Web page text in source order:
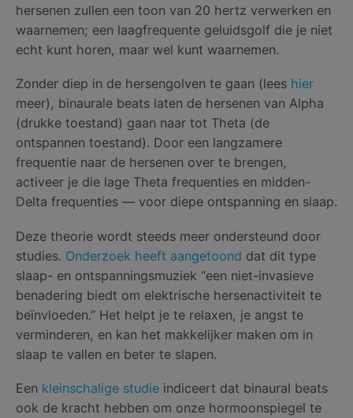
hersenen zullen een toon van 20 hertz verwerken en
waarnemen; een laagfrequente geluidsgolf die je niet
echt kunt horen, maar wel kunt waarnemen.
Zonder diep in de hersengolven te gaan (lees hier
meer), binaurale beats laten de hersenen van Alpha
(drukke toestand) gaan naar tot Theta (de
ontspannen toestand). Door een langzamere
frequentie naar de hersenen over te brengen,
activeer je die lage Theta frequenties en midden-
Delta frequenties — voor diepe ontspanning en slaap.
Deze theorie wordt steeds meer ondersteund door
studies. Onderzoek heeft aangetoond dat dit type
slaap- en ontspanningsmuziek “een niet-invasieve
benadering biedt om elektrische hersenactiviteit te
beïnvloeden.” Het helpt je te relaxen, je angst te
verminderen, en kan het makkelijker maken om in
slaap te vallen en beter te slapen.
Een kleinschalige studie indiceert dat binaural beats
ook de kracht hebben om onze hormoonspiegel te